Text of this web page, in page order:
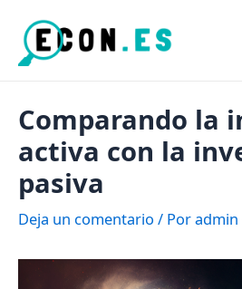
contenido
Comparando la
activa con la
pasiva
Deja un comentario / Poradmin